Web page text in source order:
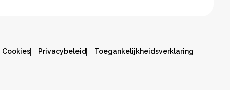
Cookies Privacybeleid Toegankelijkheidsverklaring